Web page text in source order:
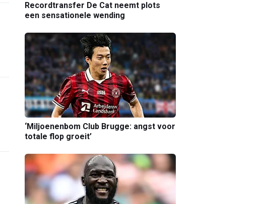
Recordtransfer De Cat neemt plots
een sensationele wending
‘Miljoenenbom Club Brugge: angst voor
totale flop groeit’